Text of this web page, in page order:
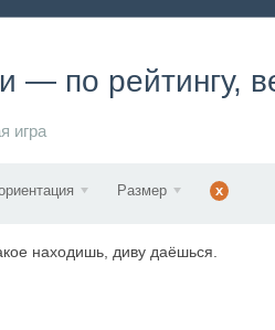
— по рейтингу,
игра
Размер x
находишь, диву даёшься.